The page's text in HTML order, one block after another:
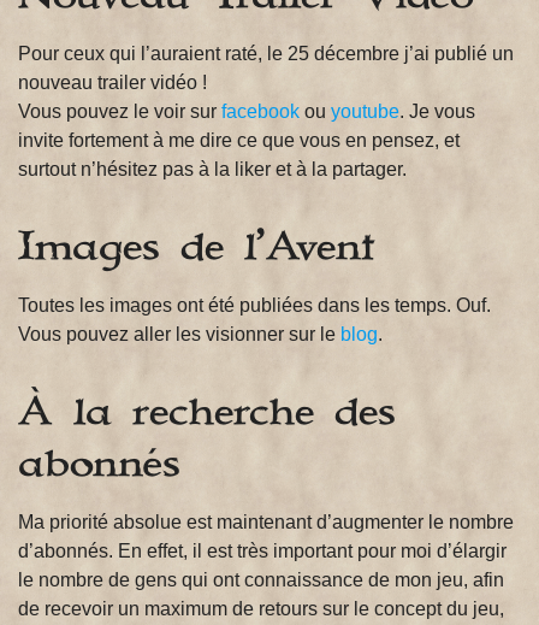
Pour ceux qui l’auraient raté, le 25 décembre j’ai publié un
nouveau trailer vidéo !
Vous pouvez le voir sur facebook ou youtube. Je vous
invite fortement à me dire ce que vous en pensez, et
surtout n’hésitez pas à la liker et à la partager.
Images de l’Avent
Toutes les images ont été publiées dans les temps. Ouf.
Vous pouvez aller les visionner sur le blog.
À la recherche des
abonnés
Ma priorité absolue est maintenant d’augmenter le nombre
d’abonnés. En effet, il est très important pour moi d’élargir
le nombre de gens qui ont connaissance de mon jeu, afin
de recevoir un maximum de retours sur le concept du jeu,